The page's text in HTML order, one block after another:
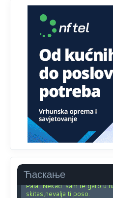
Ћаскање
Анонимно2819033 8/8/2026
Yes,nekada je bila corava
coravi biraci.
Анонимно2553747 8/8/2026
Ljudi.akodraško dođe na
vjerujem.tek
Анонимно2800732
crnogorci su srbi, samo sa
Ja sam rodjen tamo dje i
Pala...Nekad' sam te garo u
skitas,nevalja ti poso.